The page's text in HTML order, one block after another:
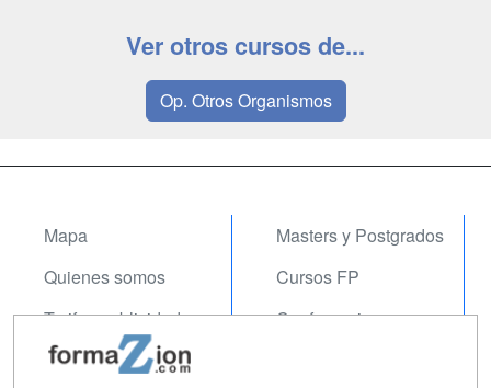
Ver otros cursos de...
Op. Otros Organismos
Mapa
Quienes somos
Tarifas publicidad
Acceso Usuarios
Masters y Postgrados
Cursos FP
Conferencias